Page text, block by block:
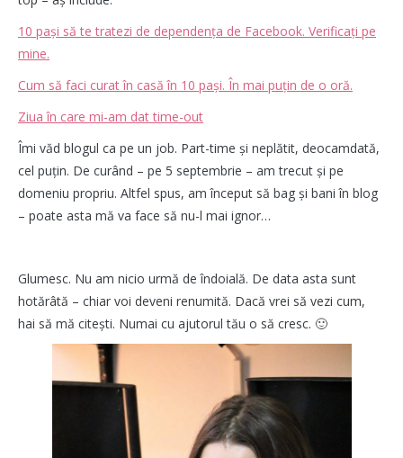
10 paşi să te tratezi de dependenţa de Facebook. Verificaţi pe
mine.
Cum să faci curat în casă în 10 paşi. În mai puţin de o oră.
Ziua în care mi-am dat time-out
Îmi văd blogul ca pe un job. Part-time și neplătit, deocamdată,
cel puțin. De curând – pe 5 septembrie – am trecut și pe
domeniu propriu. Altfel spus, am început să bag și bani în blog
– poate asta mă va face să nu-l mai ignor…
Glumesc. Nu am nicio urmă de îndoială. De data asta sunt
hotărâtă – chiar voi deveni renumită. Dacă vrei să vezi cum,
hai să mă citești. Numai cu ajutorul tău o să cresc. 🙂